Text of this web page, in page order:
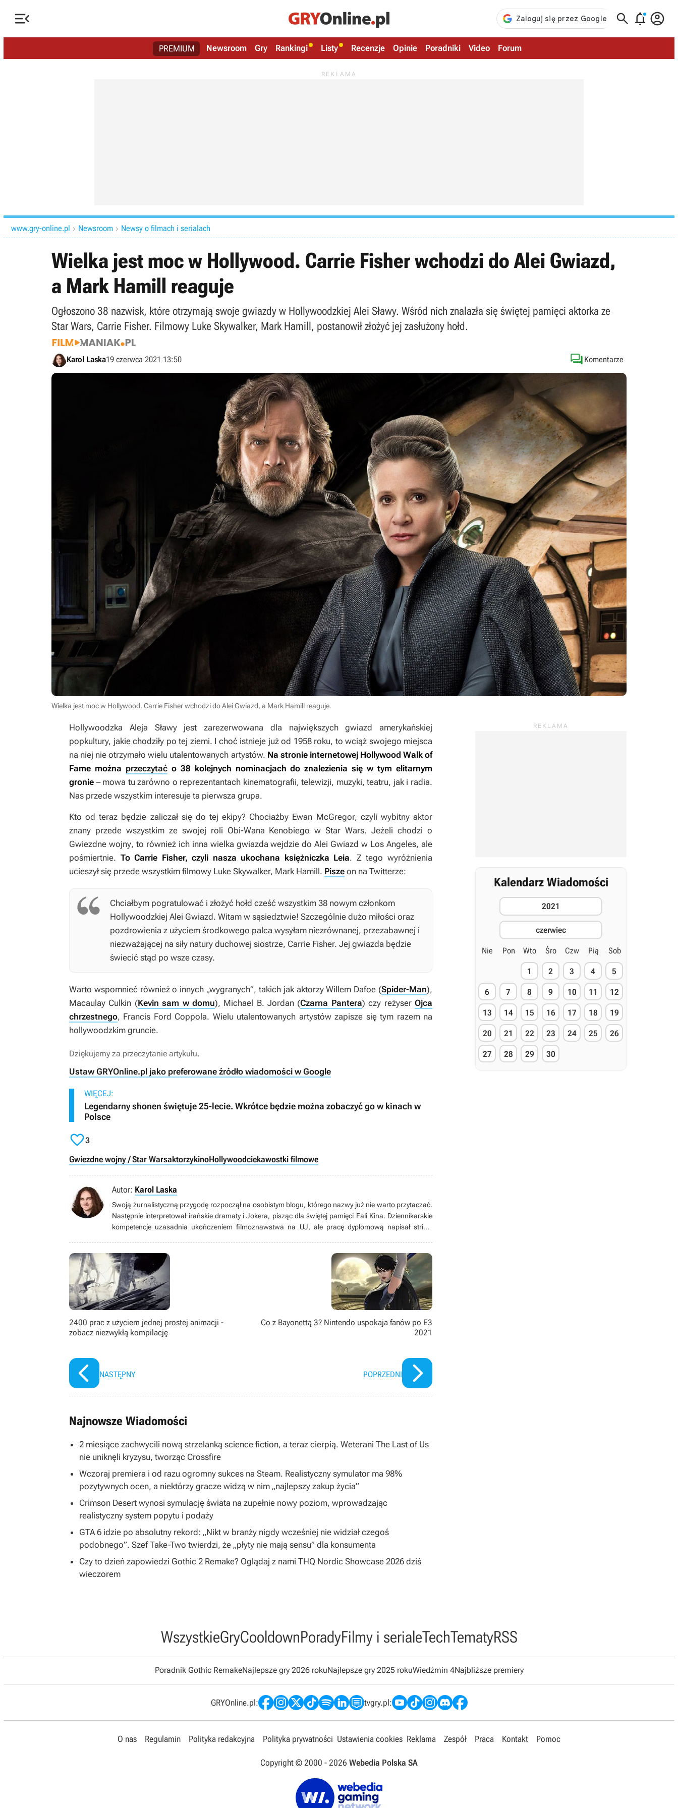
   
PREMIUM Newsroom Gry Rankingi Listy Recenzje Opinie Poradniki Video Forum
www.gry-online.pl  Newsroom  Newsy o filmach i serialach
Wielka jest moc w Hollywood. Carrie Fisher wchodzi do Alei Gwiazd,
a Mark Hamill reaguje
Ogłoszono 38 nazwisk, które otrzymają swoje gwiazdy w Hollywoodzkiej Alei Sławy. Wśród nich znalazła się świętej pamięci aktorka ze
Star Wars, Carrie Fisher. Filmowy Luke Skywalker, Mark Hamill, postanowił złożyć jej zasłużony hołd.
Karol Laska19 czerwca 2021 13:50  Komentarze
Wielka jest moc w Hollywood. Carrie Fisher wchodzi do Alei Gwiazd, a Mark Hamill reaguje.
Hollywoodzka Aleja Sławy jest zarezerwowana dla największych gwiazd amerykańskiej
popkultury, jakie chodziły po tej ziemi. I choć istnieje już od 1958 roku, to wciąż swojego miejsca
na niej nie otrzymało wielu utalentowanych artystów. Na stronie internetowej Hollywood Walk of
Fame można przeczytaćo 38 kolejnych nominacjach do znalezienia się w tym elitarnym
gronie – mowa tu zarówno o reprezentantach kinematografii, telewizji, muzyki, teatru, jak i radia.
Nas przede wszystkim interesuje ta pierwsza grupa.
Kto od teraz będzie zaliczał się do tej ekipy? Chociażby Ewan McGregor, czyli wybitny aktor
znany przede wszystkim ze swojej roli Obi-Wana Kenobiego wStar Wars. Jeżeli chodzi o
Gwiezdne wojny, to również ich inna wielka gwiazda wejdzie do Alei Gwiazd w Los Angeles, ale
pośmiertnie. To Carrie Fisher, czyli nasza ukochana księżniczka Leia. Z tego wyróżnienia
ucieszył się przede wszystkim filmowy Luke Skywalker, Mark Hamill. Pisze on na Twitterze:
Chciałbym pogratulować i złożyć hołd cześć wszystkim 38 nowym członkom
Hollywoodzkiej Alei Gwiazd. Witam w sąsiedztwie! Szczególnie dużo miłości oraz
pozdrowienia z użyciem środkowego palca wysyłam niezrównanej, przezabawnej i
niezważającej na siły natury duchowej siostrze, Carrie Fisher. Jej gwiazda będzie
świecić stąd po wsze czasy.
Warto wspomnieć również o innych „wygranych”, takich jak aktorzy Willem Dafoe (Spider-Man),
Macaulay Culkin (Kevin sam w domu), Michael B. Jordan (Czarna Pantera) czy reżyserOjca
chrzestnego, Francis Ford Coppola. Wielu utalentowanych artystów zapisze się tym razem na
hollywoodzkim gruncie.
Dziękujemy za przeczytanie artykułu.
Ustaw GRYOnline.pl jako preferowane źródło wiadomości w Google
WIĘCEJ:
Legendarny shonen świętuje 25-lecie. Wkrótce będzie można zobaczyć go w kinach w
Polsce
3
Gwiezdne wojny / Star WarsaktorzykinoHollywoodciekawostki filmowe
Autor: Karol Laska
Swoją żurnalistyczną przygodę rozpoczął na osobistym blogu, którego nazwy już nie warto przytaczać.
Następnie interpretował irańskie dramaty i Jokera, pisząc dla świętej pamięci Fali Kina. Dziennikarskie
kompetencje uzasadnia ukończeniem filmoznawstwa na UJ, ale pracę dyplomową napisał stricte
redaguje i tworzy treści w dziale publicystyki. Od lat męczy najdziwniejsze „indyki” i ogląda arthouse’owe
filmy – ubóstwia surrealizm i postmodernizm. Docenia siłę absurdu. Pewnie dlatego zdecydował się
przez 2 lata biegać na B-klasowych boiskach jako sędzia piłkarski (z marnym skutkiem). Przesadnie
filozofuje, więc uważajcie na jego teksty.
2400 prac z użyciem jednej prostej animacji -
zobacz niezwykłą kompilację
NASTĘPNY
Co z Bayonettą 3? Nintendo uspokaja fanów po E3
2021
POPRZEDNI
Najnowsze Wiadomości
2 miesiące zachwycili nową strzelanką science fiction, a teraz cierpią. Weterani The Last of Us
nie uniknęli kryzysu, tworząc Crossfire
Wczoraj premiera i od razu ogromny sukces na Steam. Realistyczny symulator ma 98%
pozytywnych ocen, a niektórzy gracze widzą w nim „najlepszy zakup życia”
Crimson Desert wynosi symulację świata na zupełnie nowy poziom, wprowadzając
realistyczny system popytu i podaży
GTA 6 idzie po absolutny rekord: „Nikt w branży nigdy wcześniej nie widział czegoś
podobnego”. Szef Take-Two twierdzi, że „płyty nie mają sensu” dla konsumenta
Czy to dzień zapowiedzi Gothic 2 Remake? Oglądaj z nami THQ Nordic Showcase 2026 dziś
wieczorem
Kalendarz Wiadomości
2021
czerwiec
Nie Pon Wto Śro Czw Pią Sob
1 2 3 4 5
6 7 8 9 10 11 12
13 14 15 16 17 18 19
20 21 22 23 24 25 26
27 28 29 30
WszystkieGryCooldownPoradyFilmy i serialeTechTematyRSS
Poradnik Gothic RemakeNajlepsze gry 2026 rokuNajlepsze gry 2025 rokuWiedźmin 4Najbliższe premiery
GRYOnline.pl: tvgry.pl:
O nas Regulamin Polityka redakcyjna Polityka prywatności Ustawienia cookies Reklama Zespół Praca Kontakt Pomoc
Copyright © 2000 - 2026 Webedia Polska SA